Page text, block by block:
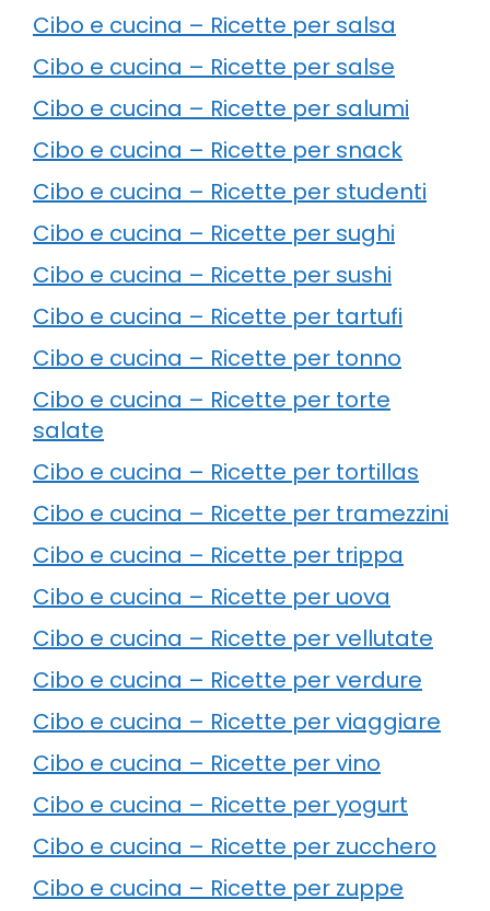
Cibo e cucina – Ricette per salsa
Cibo e cucina – Ricette per salse
Cibo e cucina – Ricette per salumi
Cibo e cucina – Ricette per snack
Cibo e cucina – Ricette per studenti
Cibo e cucina – Ricette per sughi
Cibo e cucina – Ricette per sushi
Cibo e cucina – Ricette per tartufi
Cibo e cucina – Ricette per tonno
Cibo e cucina – Ricette per torte
salate
Cibo e cucina – Ricette per tortillas
Cibo e cucina – Ricette per tramezzini
Cibo e cucina – Ricette per trippa
Cibo e cucina – Ricette per uova
Cibo e cucina – Ricette per vellutate
Cibo e cucina – Ricette per verdure
Cibo e cucina – Ricette per viaggiare
Cibo e cucina – Ricette per vino
Cibo e cucina – Ricette per yogurt
Cibo e cucina – Ricette per zucchero
Cibo e cucina – Ricette per zuppe